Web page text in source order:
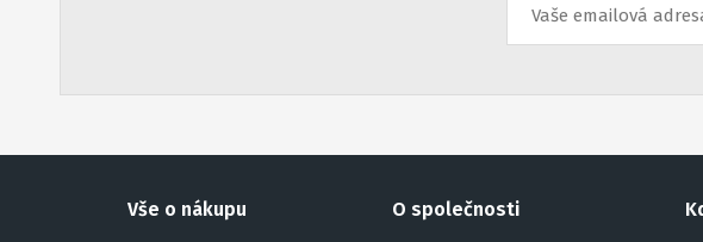
Vše o nákupu O společnosti